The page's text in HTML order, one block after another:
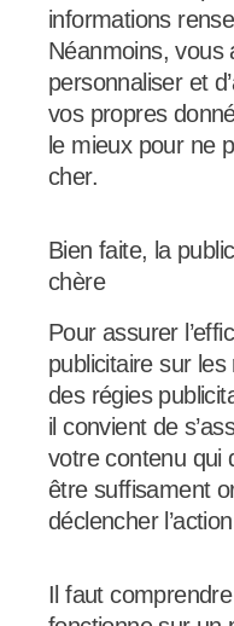
informations
Néanmoins, vous
personnaliser et
vos propres
le mieux pour ne
cher.
Bien faite, la
chère
Pour assurer
publicitaire sur
des régies
il convient de
votre contenu qui
être suffisament
déclencher
Il faut